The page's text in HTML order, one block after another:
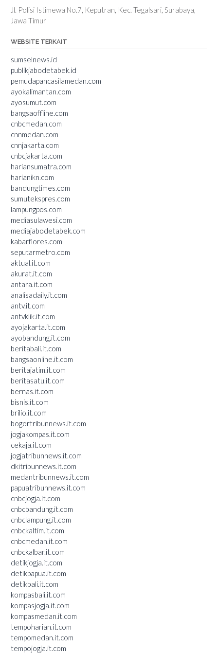
Jl. Polisi Istimewa No.7, Keputran, Kec. Tegalsari, Surabaya,
Jawa Timur
WEBSITE TERKAIT
sumselnews.id
publikjabodetabek.id
pemudapancasilamedan.com
ayokalimantan.com
ayosumut.com
bangsaoffline.com
cnbcmedan.com
cnnmedan.com
cnnjakarta.com
cnbcjakarta.com
hariansumatra.com
harianikn.com
bandungtimes.com
sumutekspres.com
lampungpos.com
mediasulawesi.com
mediajabodetabek.com
kabarflores.com
seputarmetro.com
aktual.it.com
akurat.it.com
antara.it.com
analisadaily.it.com
antv.it.com
antvklik.it.com
ayojakarta.it.com
ayobandung.it.com
beritabali.it.com
bangsaonline.it.com
beritajatim.it.com
beritasatu.it.com
bernas.it.com
bisnis.it.com
brilio.it.com
bogortribunnews.it.com
jogjakompas.it.com
cekaja.it.com
jogjatribunnews.it.com
dkitribunnews.it.com
medantribunnews.it.com
papuatribunnews.it.com
cnbcjogja.it.com
cnbcbandung.it.com
cnbclampung.it.com
cnbckaltim.it.com
cnbcmedan.it.com
cnbckalbar.it.com
detikjogja.it.com
detikpapua.it.com
detikbali.it.com
kompasbali.it.com
kompasjogja.it.com
kompasmedan.it.com
tempoharian.it.com
tempomedan.it.com
tempojogja.it.com